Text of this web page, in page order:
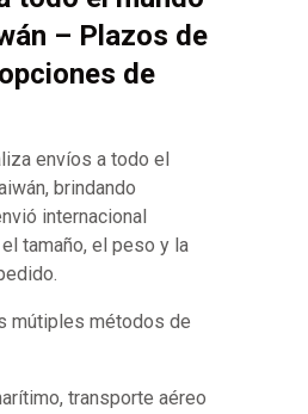
– Plazos de
de
envíos a todo el
brindando
internacional
tamaño, el peso y la
mútiples métodos de
transporte aéreo